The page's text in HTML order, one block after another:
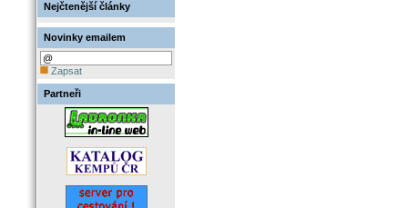
Nejčtenější články
Novinky emailem
Zapsat
Partneři